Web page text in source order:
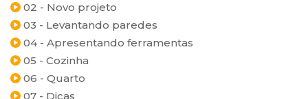
02 - Novo projeto
03 - Levantando paredes
04 - Apresentando ferramentas
05 - Cozinha
06 - Quarto
07 - Dicas